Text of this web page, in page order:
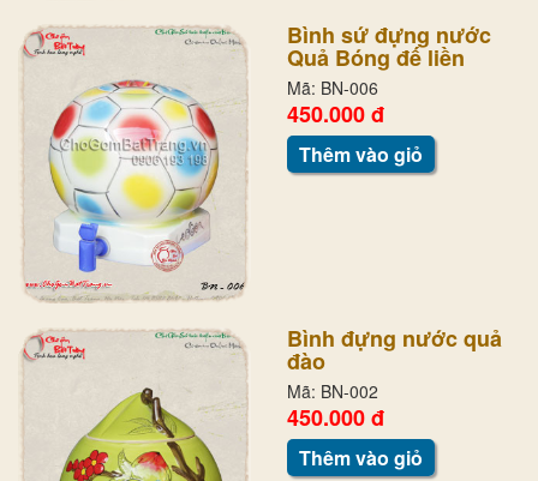
Bình sứ đựng nước
Quả Bóng đế liền
Mã: BN-006
450.000 đ
Thêm vào giỏ
Bình đựng nước quả
đào
Mã: BN-002
450.000 đ
Thêm vào giỏ